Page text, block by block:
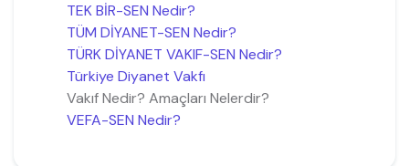
TEK BİR-SEN Nedir?
TÜM DİYANET-SEN Nedir?
TÜRK DİYANET VAKIF-SEN Nedir?
Türkiye Diyanet Vakfı
Vakıf Nedir? Amaçları Nelerdir?
VEFA-SEN Nedir?